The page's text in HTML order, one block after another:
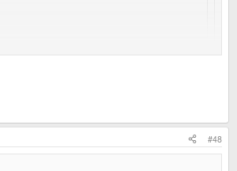
#48